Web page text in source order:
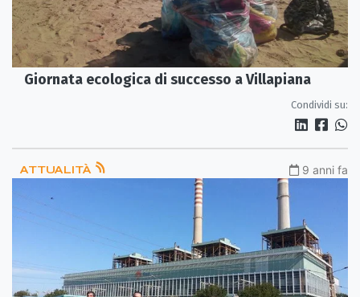
Giornata ecologica di successo a Villapiana
Condividi su:
ATTUALITÀ 9 anni fa